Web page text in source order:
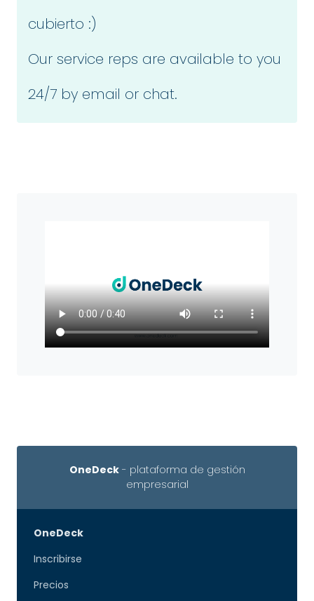
cubierto :)
Our service reps are available to you
24/7 by email or chat.
OneDeck- plataforma de gestión
empresarial
OneDeck
Inscribirse
Precios